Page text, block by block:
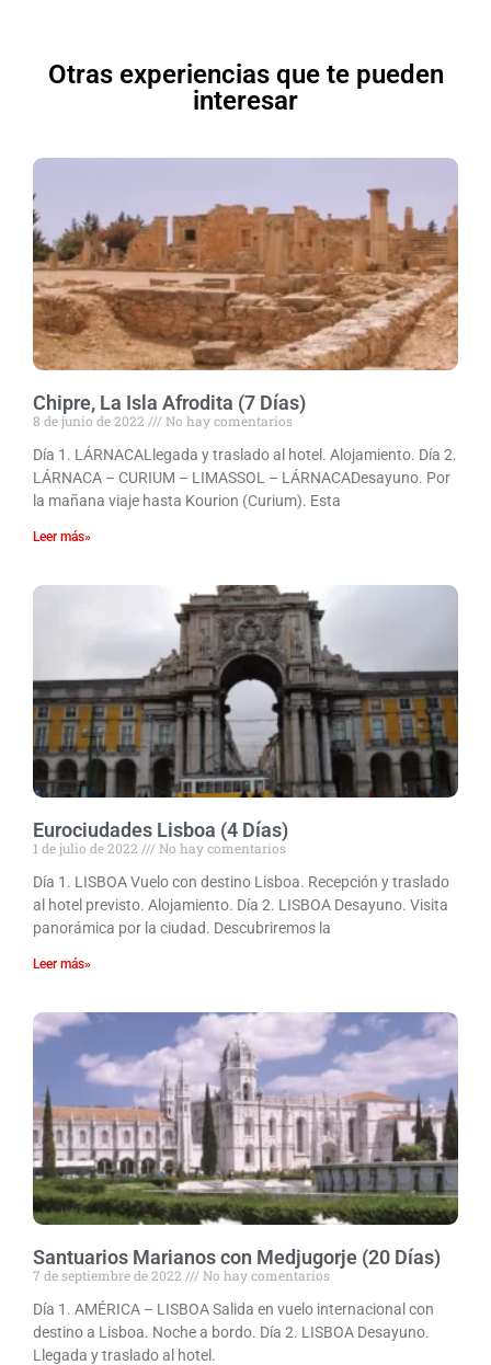
Otras experiencias que te pueden
interesar
Chipre, La Isla Afrodita (7 Días)
8 de junio de 2022
No hay comentarios
Día 1. LÁRNACALlegada y traslado al hotel. Alojamiento. Día 2.
LÁRNACA – CURIUM – LIMASSOL – LÁRNACADesayuno. Por
la mañana viaje hasta Kourion (Curium). Esta
Leer más»
Eurociudades Lisboa (4 Días)
1 de julio de 2022
No hay comentarios
Día 1. LISBOA Vuelo con destino Lisboa. Recepción y traslado
al hotel previsto. Alojamiento. Día 2. LISBOA Desayuno. Visita
panorámica por la ciudad. Descubriremos la
Leer más»
Santuarios Marianos con Medjugorje (20 Días)
7 de septiembre de 2022
No hay comentarios
Día 1. AMÉRICA – LISBOA Salida en vuelo internacional con
destino a Lisboa. Noche a bordo. Día 2. LISBOA Desayuno.
Llegada y traslado al hotel.